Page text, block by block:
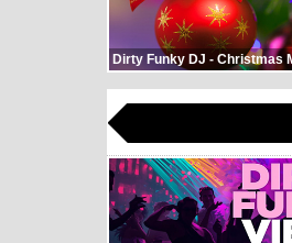
Dirty Funky DJ - Christmas